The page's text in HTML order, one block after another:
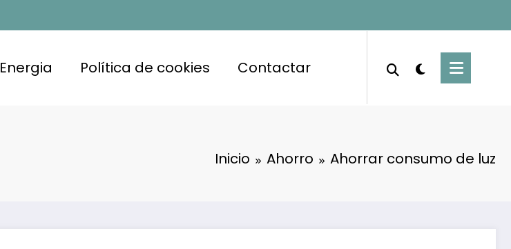
Energia Política de cookies Contactar
Inicio Ahorro Ahorrar consumo de luz